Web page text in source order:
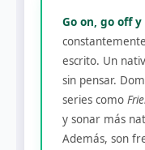
Go on, go off
escrito. Un
sin pensar.
series como
y sonar más
Además, son